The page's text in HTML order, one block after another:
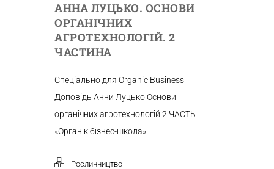
АННА ЛУЦЬКО. ОСНОВИ
ОРГАНІЧНИХ
АГРОТЕХНОЛОГІЙ. 2
ЧАСТИНА
Спеціально для Organic Business
Доповідь Анни Луцько Основи
органічних агротехнологій 2 ЧАСТЬ
«Органік бізнес-школа».
Рослинництво